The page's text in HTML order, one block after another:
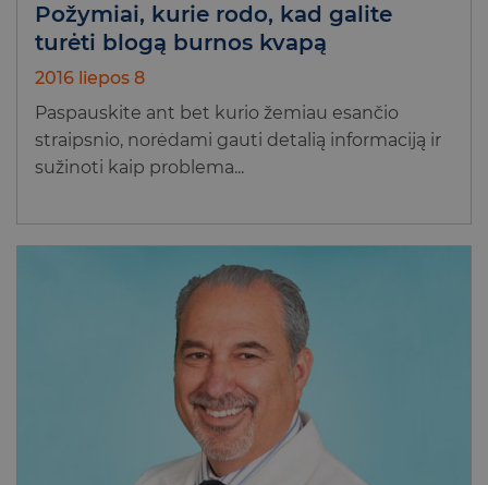
Požymiai, kurie rodo, kad galite
turėti blogą burnos kvapą
2016 liepos 8
Paspauskite ant bet kurio žemiau esančio
straipsnio, norėdami gauti detalią informaciją ir
sužinoti kaip problema...